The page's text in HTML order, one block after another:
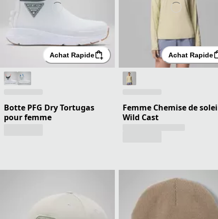
Achat Rapide
Botte PFG Dry Tortugas
pour femme
Achat Rapide
Femme Chemise de
Wild Cast